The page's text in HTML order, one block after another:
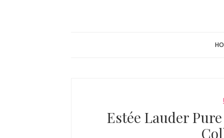
Estée Lauder